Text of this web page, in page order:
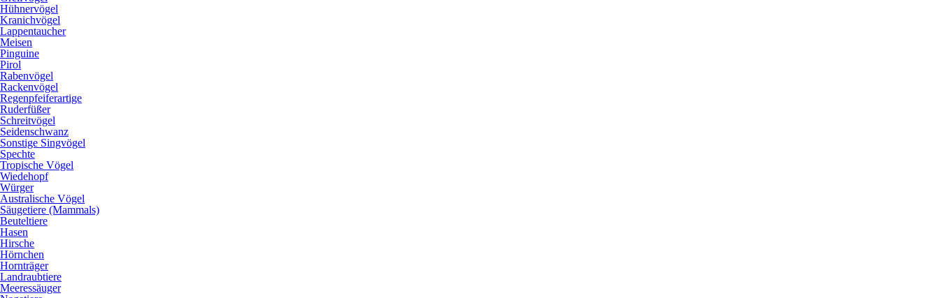
Hühnervögel
Kranichvögel
Lappentaucher
Meisen
Pinguine
Pirol
Rabenvögel
Rackenvögel
Regenpfeiferartige
Ruderfüßer
Schreitvögel
Seidenschwanz
Sonstige Singvögel
Spechte
Tropische Vögel
Wiedehopf
Würger
Australische Vögel
Säugetiere (Mammals)
Beuteltiere
Hasen
Hirsche
Hörnchen
Hornträger
Landraubtiere
Meeressäuger